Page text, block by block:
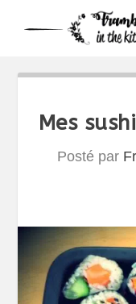
Mes
Posté par